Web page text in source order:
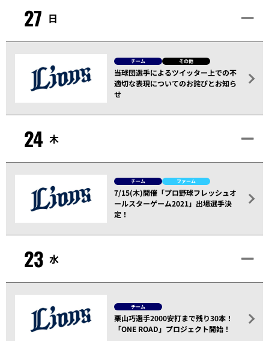
27 日
チーム その他
当球団選手によるツイッター上での不
適切な表現についてのお詫びとお知ら
せ
24 木
チーム ファーム
7/15(木)開催「プロ野球フレッシュオ
ールスターゲーム2021」出場選手決
定！
23 水
チーム
栗山巧選手2000安打まで残り30本！
「ONE ROAD」プロジェクト開始！